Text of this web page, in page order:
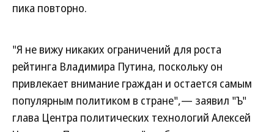
пика повторно.
"Я не вижу никаких ограничений для роста
рейтинга Владимира Путина, поскольку он
привлекает внимание граждан и остается самым
популярным политиком в стране",— заявил "Ъ"
глава Центра политических технологий Алексей